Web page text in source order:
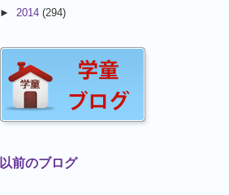
► 2014 (294)
以前のブログ